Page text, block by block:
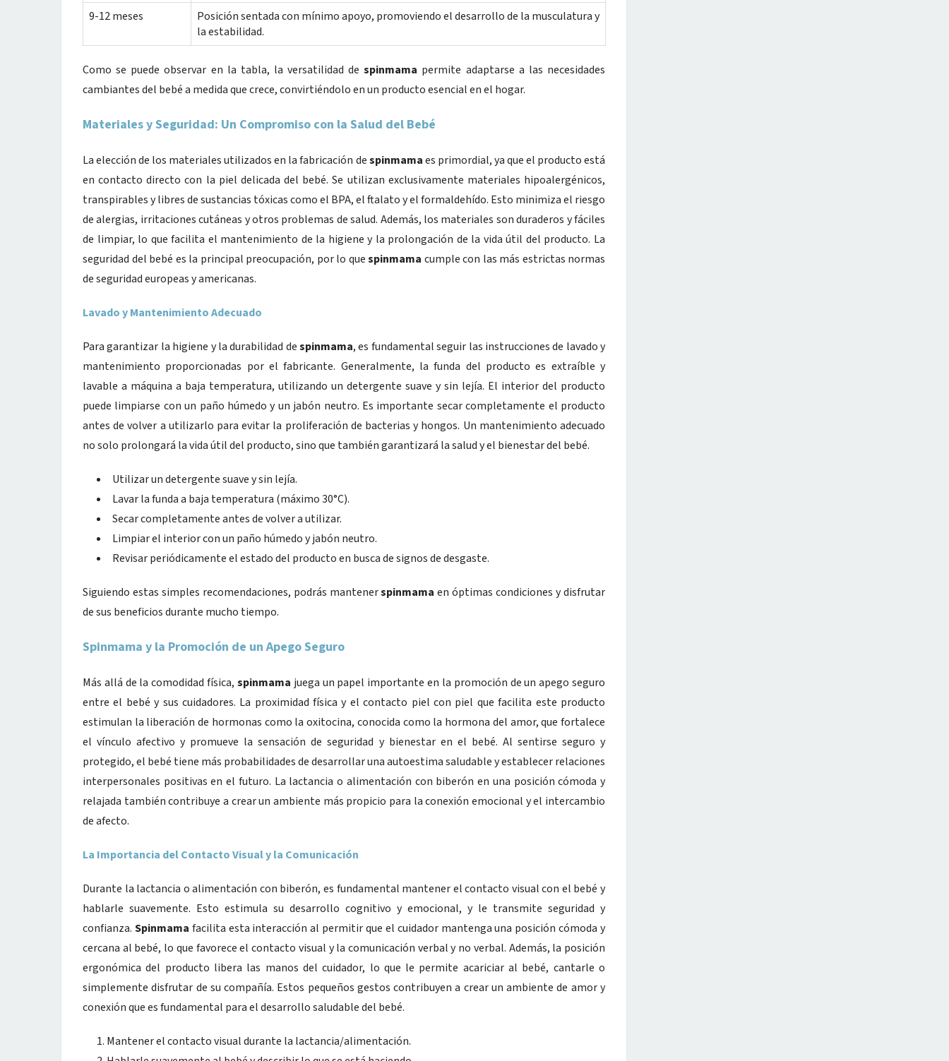
9-12 meses
Posición sentada con mínimo apoyo, promoviendo el desarrollo de la musculatura y
la estabilidad.
Como se puede observar en la tabla, la versatilidad despinmama permite adaptarse a las necesidades
cambiantes del bebé a medida que crece, convirtiéndolo en un producto esencial en el hogar.
Materiales y Seguridad: Un Compromiso con la Salud del Bebé
La elección de los materiales utilizados en la fabricación despinmamaes primordial, ya que el producto está
en contacto directo con la piel delicada del bebé. Se utilizan exclusivamente materiales hipoalergénicos,
transpirables y libres de sustancias tóxicas como el BPA, el ftalato y el formaldehído. Esto minimiza el riesgo
de alergias, irritaciones cutáneas y otros problemas de salud. Además, los materiales son duraderos y fáciles
de limpiar, lo que facilita el mantenimiento de la higiene y la prolongación de la vida útil del producto. La
seguridad del bebé es la principal preocupación, por lo quespinmama cumple con las más estrictas normas
de seguridad europeas y americanas.
Lavado y Mantenimiento Adecuado
Para garantizar la higiene y la durabilidad despinmama, es fundamental seguir las instrucciones de lavado y
mantenimiento proporcionadas por el fabricante. Generalmente, la funda del producto es extraíble y
lavable a máquina a baja temperatura, utilizando un detergente suave y sin lejía. El interior del producto
puede limpiarse con un paño húmedo y un jabón neutro. Es importante secar completamente el producto
antes de volver a utilizarlo para evitar la proliferación de bacterias y hongos. Un mantenimiento adecuado
no solo prolongará la vida útil del producto, sino que también garantizará la salud y el bienestar del bebé.
Utilizar un detergente suave y sin lejía.
Lavar la funda a baja temperatura (máximo 30°C).
Secar completamente antes de volver a utilizar.
Limpiar el interior con un paño húmedo y jabón neutro.
Revisar periódicamente el estado del producto en busca de signos de desgaste.
Siguiendo estas simples recomendaciones, podrás mantenerspinmama en óptimas condiciones y disfrutar
de sus beneficios durante mucho tiempo.
Spinmama y la Promoción de un Apego Seguro
Más allá de la comodidad física, spinmama juega un papel importante en la promoción de un apego seguro
entre el bebé y sus cuidadores. La proximidad física y el contacto piel con piel que facilita este producto
estimulan la liberación de hormonas como la oxitocina, conocida como la hormona del amor, que fortalece
el vínculo afectivo y promueve la sensación de seguridad y bienestar en el bebé. Al sentirse seguro y
protegido, el bebé tiene más probabilidades de desarrollar una autoestima saludable y establecer relaciones
interpersonales positivas en el futuro. La lactancia o alimentación con biberón en una posición cómoda y
relajada también contribuye a crear un ambiente más propicio para la conexión emocional y el intercambio
de afecto.
La Importancia del Contacto Visual y la Comunicación
Durante la lactancia o alimentación con biberón, es fundamental mantener el contacto visual con el bebé y
hablarle suavemente. Esto estimula su desarrollo cognitivo y emocional, y le transmite seguridad y
confianza. Spinmama facilita esta interacción al permitir que el cuidador mantenga una posición cómoda y
cercana al bebé, lo que favorece el contacto visual y la comunicación verbal y no verbal. Además, la posición
ergonómica del producto libera las manos del cuidador, lo que le permite acariciar al bebé, cantarle o
simplemente disfrutar de su compañía. Estos pequeños gestos contribuyen a crear un ambiente de amor y
conexión que es fundamental para el desarrollo saludable del bebé.
Mantener el contacto visual durante la lactancia/alimentación.